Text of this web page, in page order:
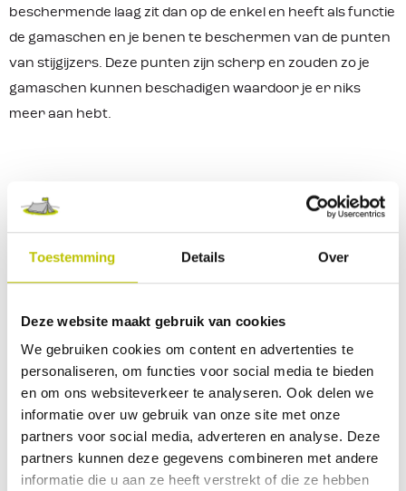
Toestemming Details Over
Deze website maakt gebruik van cookies
We gebruiken cookies om content en advertenties te
personaliseren, om functies voor social media te bieden
en om ons websiteverkeer te analyseren. Ook delen we
informatie over uw gebruik van onze site met onze
partners voor social media, adverteren en analyse. Deze
partners kunnen deze gegevens combineren met andere
informatie die u aan ze heeft verstrekt of die ze hebben
beschermende laag zit dan op de enkel en heeft als functie
de gamaschen en je benen te beschermen van de punten
van stijgijzers. Deze punten zijn scherp en zouden zo je
gamaschen kunnen beschadigen waardoor je er niks
meer aan hebt.
Materiaal van de bandjes
verschillende materialen gemaakt. De eenvoudige gaiters
hebben, maar voor in het bos of op de heide is dit
voldoende. De meestegamaschenhebben nylon of
rubberen bandjes. Deze kunnen veel hebben en gaan
lang mee.
Ga je echt de bergen in? Dan zijn er gamaschen die een
staaldraad hebben. Nylon en rubberen bandjes kunnen
sneller slijten als je over scherpe rotsen loopt. Een bankje